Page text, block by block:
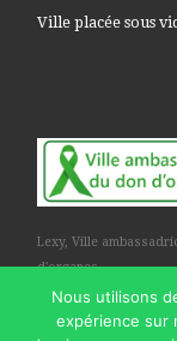
Ville placée sous
Lexy, Ville
d'organes
Nous utilisons
expérience sur